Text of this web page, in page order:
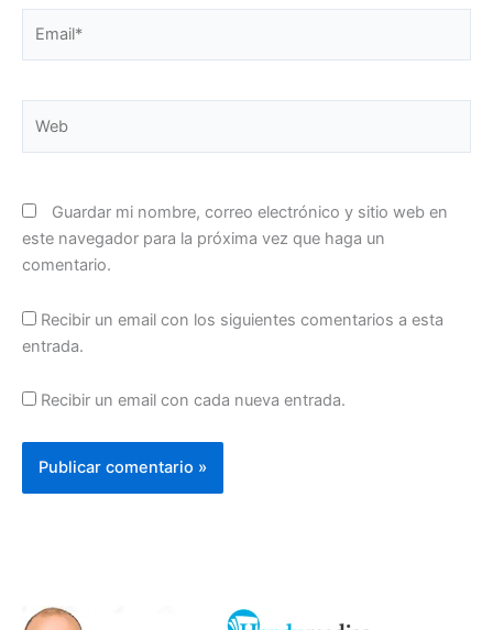
Guardar mi nombre, correo electrónico y sitio web en
este navegador para la próxima vez que haga un
comentario.
Recibir un email con los siguientes comentarios a esta
entrada.
Recibir un email con cada nueva entrada.